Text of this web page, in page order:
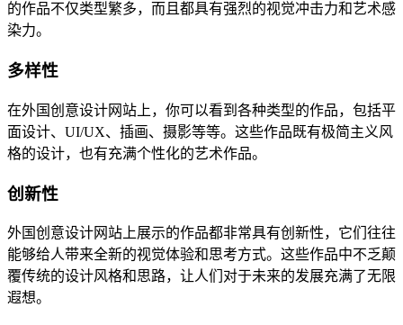
的作品不仅类型繁多，而且都具有强烈的视觉冲击力和艺术感
染力。
多样性
在外国创意设计网站上，你可以看到各种类型的作品，包括平
面设计、UI/UX、插画、摄影等等。这些作品既有极简主义风
格的设计，也有充满个性化的艺术作品。
创新性
外国创意设计网站上展示的作品都非常具有创新性，它们往往
能够给人带来全新的视觉体验和思考方式。这些作品中不乏颠
覆传统的设计风格和思路，让人们对于未来的发展充满了无限
遐想。